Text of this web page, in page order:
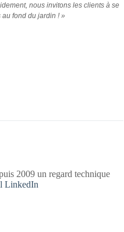
nous invitons les clients à se
fond du jardin ! »
2009 un regard technique
LinkedIn